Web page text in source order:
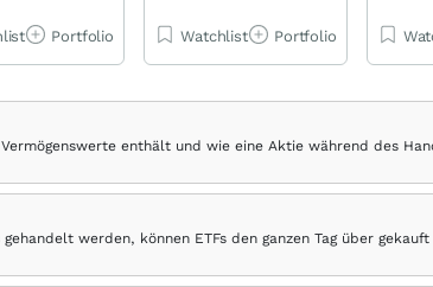
Portfolio Watchlist Portfolio
enthält und wie eine Aktie während des
werden, können ETFs den ganzen Tag über